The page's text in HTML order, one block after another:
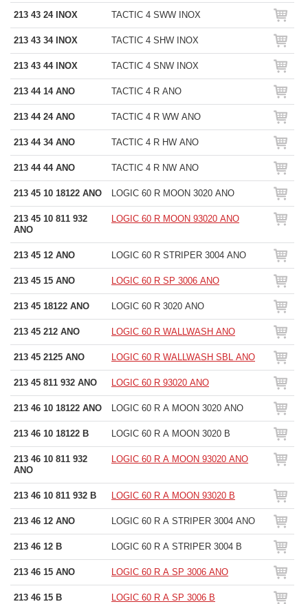
213 43 24 INOX TACTIC 4 SWW INOX
213 43 34 INOX TACTIC 4 SHW INOX
213 43 44 INOX TACTIC 4 SNW INOX
213 44 14 ANO TACTIC 4 R ANO
213 44 24 ANO TACTIC 4 R WW ANO
213 44 34 ANO TACTIC 4 R HW ANO
213 44 44 ANO TACTIC 4 R NW ANO
213 45 10 18122 ANO LOGIC 60 R MOON 3020 ANO
213 45 10 811 932
ANO
LOGIC 60 R MOON 93020 ANO
213 45 12 ANO LOGIC 60 R STRIPER 3004 ANO
213 45 15 ANO LOGIC 60 R SP 3006 ANO
213 45 18122 ANO LOGIC 60 R 3020 ANO
213 45 212 ANO LOGIC 60 R WALLWASH ANO
213 45 2125 ANO LOGIC 60 R WALLWASH SBL ANO
213 45 811 932 ANO LOGIC 60 R 93020 ANO
213 46 10 18122 ANO LOGIC 60 R A MOON 3020 ANO
213 46 10 18122 B LOGIC 60 R A MOON 3020 B
213 46 10 811 932
ANO
LOGIC 60 R A MOON 93020 ANO
213 46 10 811 932 B LOGIC 60 R A MOON 93020 B
213 46 12 ANO LOGIC 60 R A STRIPER 3004 ANO
213 46 12 B LOGIC 60 R A STRIPER 3004 B
213 46 15 ANO LOGIC 60 R A SP 3006 ANO
213 46 15 B LOGIC 60 R A SP 3006 B